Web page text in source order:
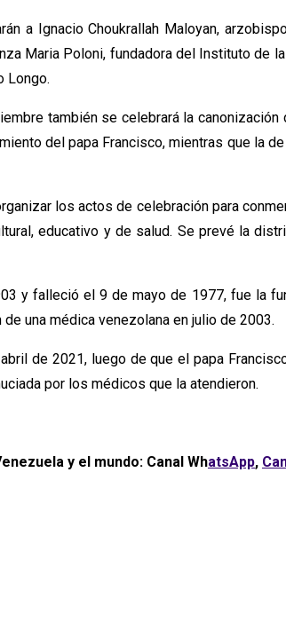
a Ignacio Choukrallah Maloyan,
Maria Poloni, fundadora del Instituto de
Longo.
también se celebrará la
del papa Francisco, mientras que la
los actos de celebración para
educativo y de salud. Se prevé la
y falleció el 9 de mayo de 1977, fue la
una médica venezolana en julio de 2003.
de 2021, luego de que el papa
por los médicos que la atendieron.
y el mundo: Canal WhatsApp,